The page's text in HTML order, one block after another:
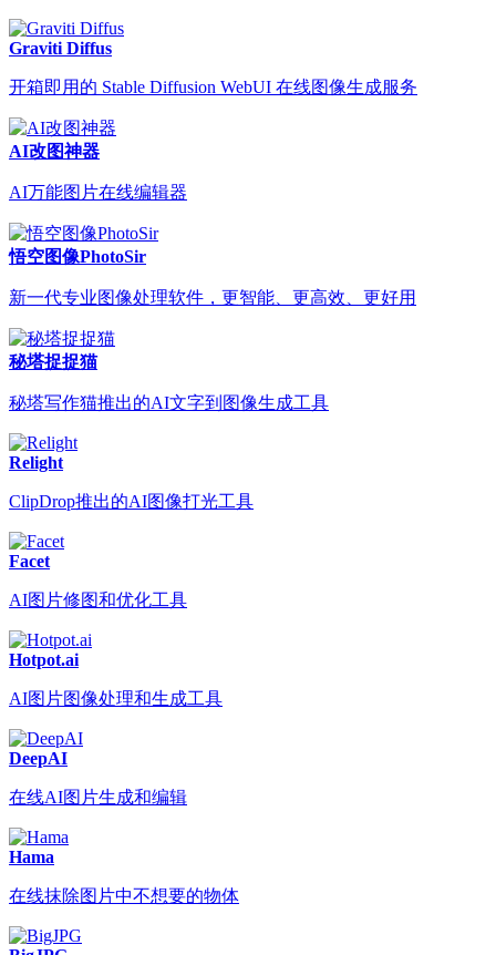
Graviti Diffus
开箱即用的 Stable Diffusion WebUI 在线图像生成服务
AI改图神器
AI万能图片在线编辑器
悟空图像PhotoSir
新一代专业图像处理软件，更智能、更高效、更好用
秘塔捉捉猫
秘塔写作猫推出的AI文字到图像生成工具
Relight
ClipDrop推出的AI图像打光工具
Facet
AI图片修图和优化工具
Hotpot.ai
AI图片图像处理和生成工具
DeepAI
在线AI图片生成和编辑
Hama
在线抹除图片中不想要的物体